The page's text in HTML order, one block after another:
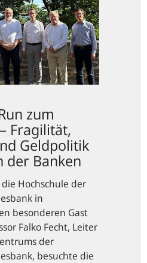
zum
Fragilität,
Geldpolitik
der Banken
Hochschule der
in
besonderen Gast
Falko Fecht, Leiter
der
besuchte die